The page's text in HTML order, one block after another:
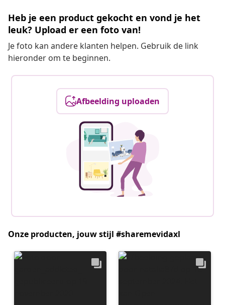
Heb je een product gekocht en vond je het
leuk? Upload er een foto van!
Je foto kan andere klanten helpen. Gebruik de link
hieronder om te beginnen.
Afbeelding uploaden
Onze producten, jouw stijl #sharemevidaxl